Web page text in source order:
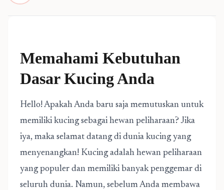
Memahami Kebutuhan
Dasar Kucing Anda
Hello! Apakah Anda baru saja memutuskan untuk
memiliki kucing sebagai hewan peliharaan? Jika
iya, maka selamat datang di dunia kucing yang
menyenangkan! Kucing adalah hewan peliharaan
yang populer dan memiliki banyak penggemar di
seluruh dunia. Namun, sebelum Anda membawa